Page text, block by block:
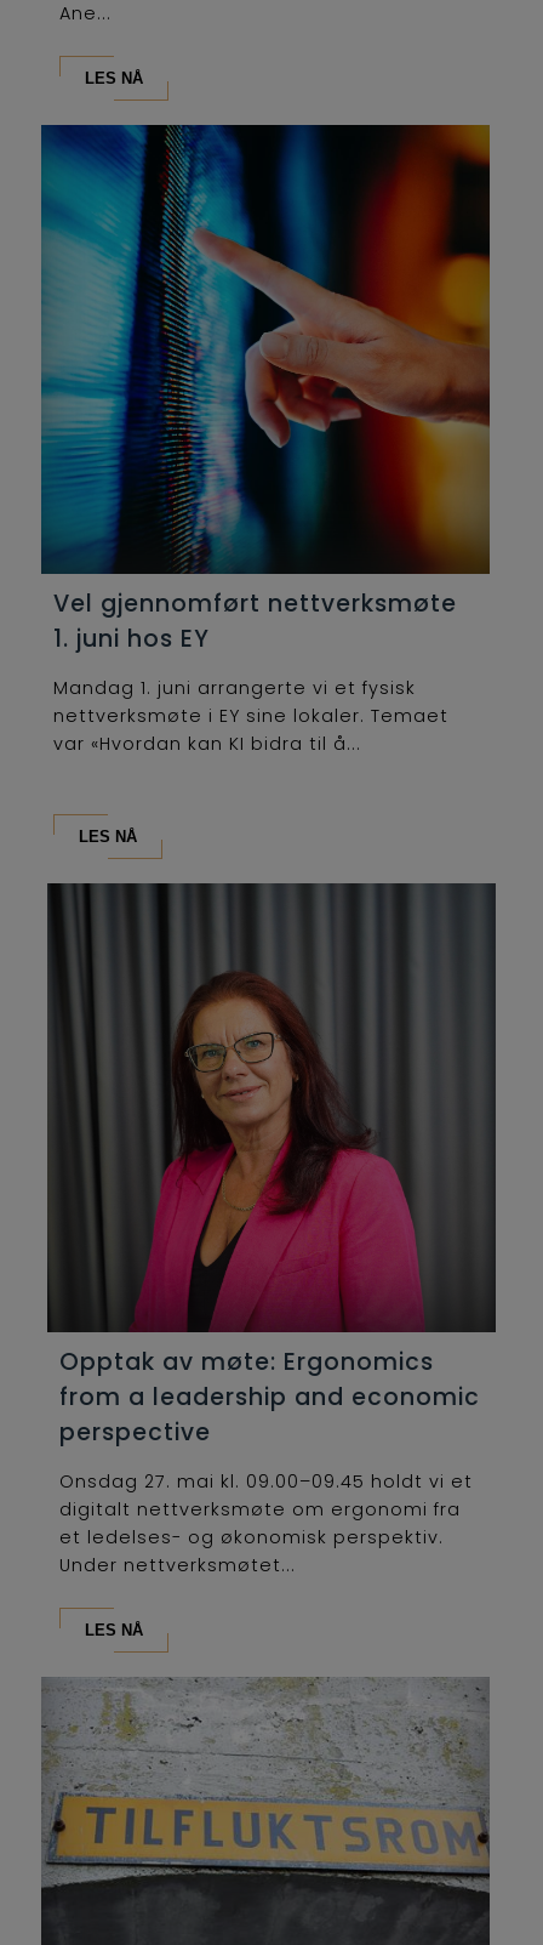
Ane...
LES NÅ
Vel gjennomført nettverksmøte
1. juni hos EY
Mandag 1. juni arrangerte vi et fysisk
nettverksmøte i EY sine lokaler. Temaet
var «Hvordan kan KI bidra til å...
LES NÅ
Opptak av møte: Ergonomics
from a leadership and economic
perspective
Onsdag 27. mai kl. 09.00–09.45 holdt vi et
digitalt nettverksmøte om ergonomi fra
et ledelses- og økonomisk perspektiv.
Under nettverksmøtet...
LES NÅ